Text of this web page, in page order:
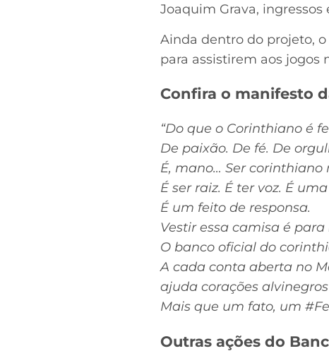
Joaquim Grava, ingressos
Ainda dentro do projeto,
para assistirem aos jogos
Confira o manifesto
“Do que o Corinthiano é
De paixão. De fé. De
É, mano… Ser corinthiano
É ser raiz. É ter voz. É
É um feito de responsa.
Vestir essa camisa é
O banco oficial do
A cada conta aberta no
ajuda corações
Mais que um fato, um
Outras ações do